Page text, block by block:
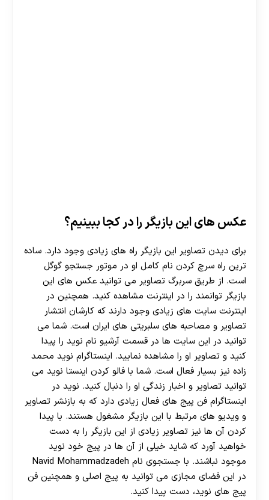
عکس های این بازیگر را در کجا ببینیم؟
برای دیدن تصاویر این بازیگر راه های زیادی وجود دارد. ساده
ترین راه سرچ کردن نام کامل او در موتور جستجو گوگل
است. از طریق سربرگ تصاویر می توانید عکس های این
بازیگر توانمند را در اینترنت مشاهده کنید. همچنین در
اینترنت سایت های زیادی وجود دارند که کارشان انتشار
تصاویر و مصاحبه های سلبریتی های ایران است. شما می
توانید در این سایت ها در قسمت آرشیو نام نوید را پیدا
کنید و تصاویر او را مشاهده نمایید. اینستاگرام نوید محمد
زاده نیز بسیار فعال است. شما با فالو کردن اینستا نوید می
توانید تصاویر و اخبار زندگی او را دنبال کنید. نوید در
اینستاگرام فن پیج های فعال زیادی دارد که به بازنشر تصاویر
و ویدیو های مرتبط با این بازیگر مشغول هستند. با پیدا
کردن آن ها نیز تصاویر زیادی از این بازیگر را به دست
خواهید آورد که شاید خیلی از آن ها در پیج خود نوید
موجود نباشند. با جستجوی نام Navid Mohammadzadeh
در این فضای مجازی می توانید به پیج اصلی و همچنین فن
پیج های نوید، دست پیدا کنید.